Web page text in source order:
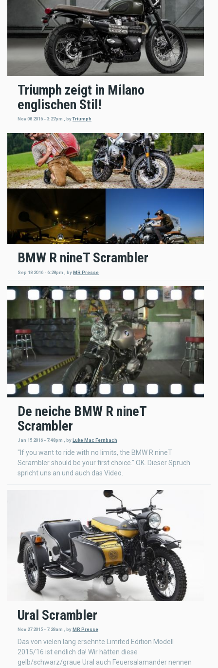
Triumph zeigt in Milano
englischen Stil!
Nov 08 2016 - 3:27pm , byTriumph
BMW R nineT Scrambler
Sep 18 2016 - 6:28pm byMR Presse
De neiche BMW R nineT
Scrambler
Jan 15 2016 - 7:48pm byLuke Mac Fernbach
"If you want to ride with no limits, the BMW R nineT
Scrambler should be your first choice." OK. Dieser Spruch
spricht uns an und auch das Video.
Ural Scrambler
Nov 27 2015 - 7:28am byMR Presse
Das von vielen lang ersehnte Limited Edition Modell
2015/16 ist endlich da! Wir hätten diese
gelb/schwarz/graue Ural auch Feuersalamander nennen